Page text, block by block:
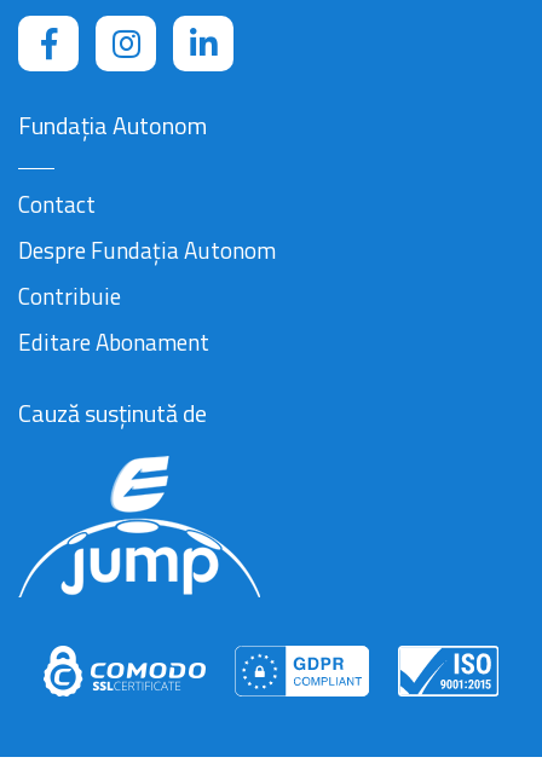
Fundația Autonom
Contact
Despre Fundația Autonom
Contribuie
Editare Abonament
Cauză susținută de